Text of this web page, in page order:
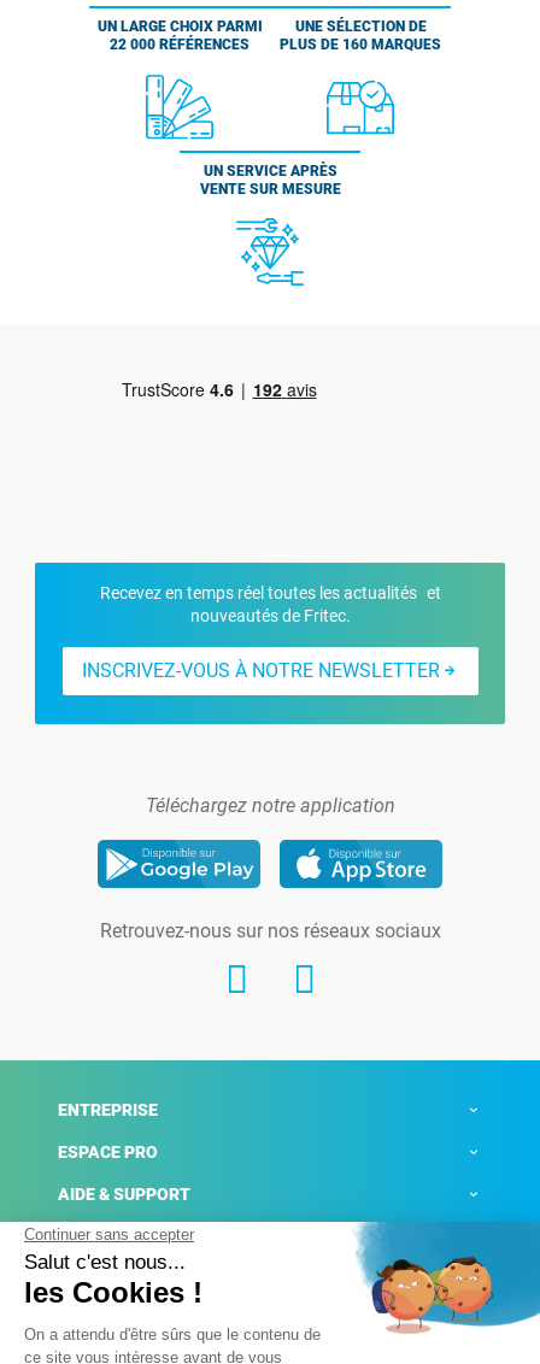
UN LARGE CHOIX PARMI
22 000 RÉFÉRENCES
UNE SÉLECTION DE
PLUS DE 160 MARQUES
UN SERVICE APRÈS
VENTE SUR MESURE
Recevez en temps réel toutes les actualités et
nouveautés de Fritec.
INSCRIVEZ-VOUS À NOTRE NEWSLETTER
Téléchargez notre application
Retrouvez-nous sur nos réseaux sociaux
ENTREPRISE
ESPACE PRO
AIDE & SUPPORT
ACTUALITÉS
Mentions légales